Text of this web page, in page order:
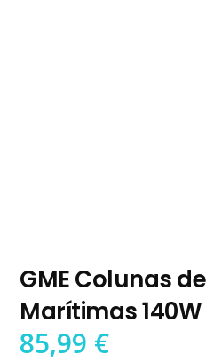
GME Colunas
Marítimas 140W
85,99 €